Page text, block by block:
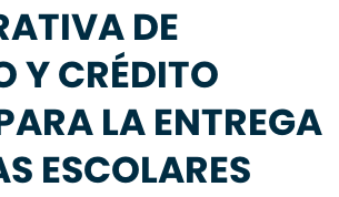
DE
Y CRÉDITO
LA ENTREGA
ESCOLARES